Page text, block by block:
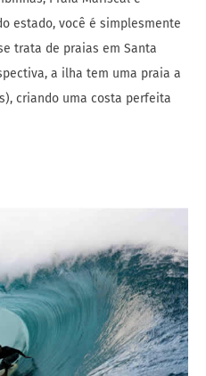
estado, você é simplesmente
trata de praias em Santa
a ilha tem uma praia a
criando uma costa perfeita